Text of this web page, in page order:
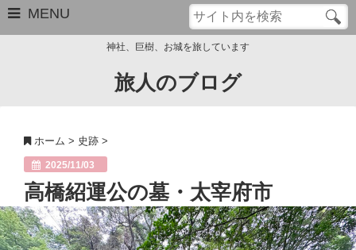
MENU
サイトマップ
管理人のプロフィール
Close
神社、巨樹、お城を旅しています
旅人のブログ
ホーム > 史跡 >
2025/11/03
高橋紹運公の墓・太宰府市